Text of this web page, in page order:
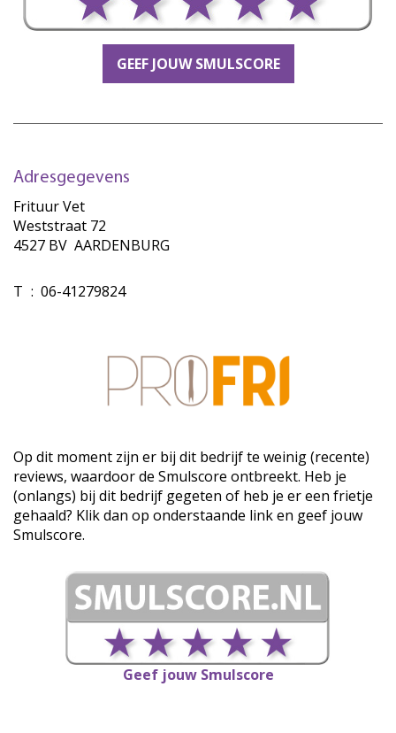
GEEF JOUW SMULSCORE
Adresgegevens
Frituur Vet
Weststraat 72
4527 BV AARDENBURG
T : 06-41279824
Op dit moment zijn er bij dit bedrijf te weinig (recente)
reviews, waardoor de Smulscore ontbreekt. Heb je
(onlangs) bij dit bedrijf gegeten of heb je er een frietje
gehaald? Klik dan op onderstaande link en geef jouw
Smulscore.
Geef jouw Smulscore